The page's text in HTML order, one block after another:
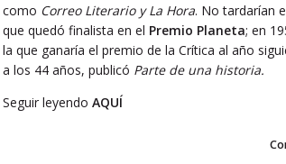
como Correo Literario y La Hora. No tardarían
que quedó finalista en el Premio Planeta; en
la que ganaría el premio de la Crítica al año
a los 44 años, publicó Parte de una historia.
Seguir leyendo AQUÍ